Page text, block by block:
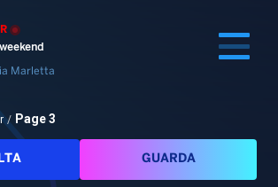
weekend
Marletta
/ Page 3
GUARDA